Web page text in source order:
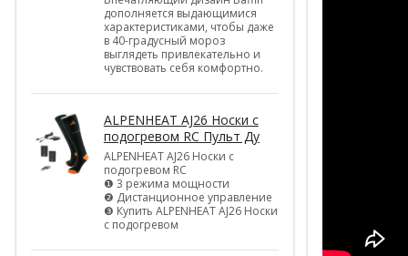
дополняется выдающимися
характеристиками, чтобы даже
в 40-градусный мороз
выглядеть привлекательно и
чувствовать себя комфортно.
ALPENHEAT AJ26 Носки с
подогревом RC Пульт Ду
ALPENHEAT AJ26 Носки с
подогревом RC
❶ 3 режима мощности
❷ Дистанционное управление
❸ Купить ALPENHEAT AJ26 Носки
с подогревом